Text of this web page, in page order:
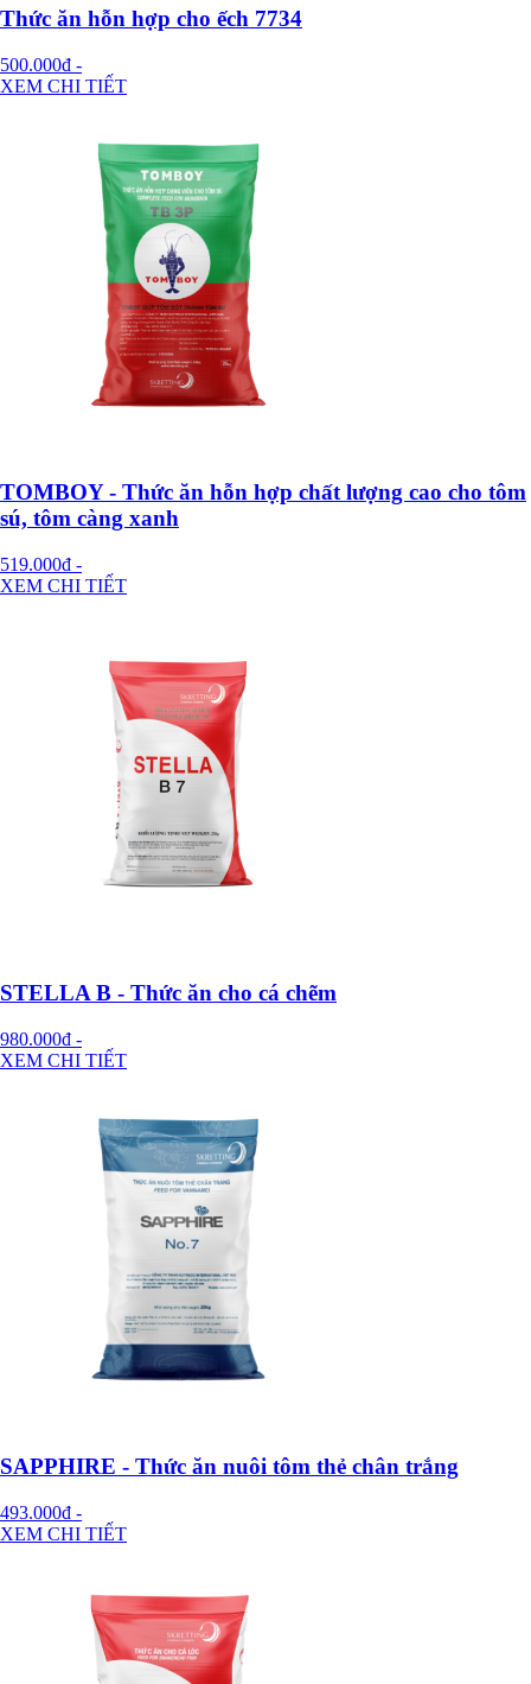
Thức ăn hỗn hợp cho ếch 7734
500.000đ -
XEM CHI TIẾT
TOMBOY - Thức ăn hỗn hợp chất lượng cao cho tôm
sú, tôm càng xanh
519.000đ -
XEM CHI TIẾT
STELLA B - Thức ăn cho cá chẽm
980.000đ -
XEM CHI TIẾT
SAPPHIRE - Thức ăn nuôi tôm thẻ chân trắng
493.000đ -
XEM CHI TIẾT